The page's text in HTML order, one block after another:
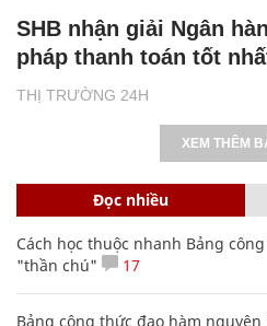
THỊ TRƯỜNG 24H
SHB nhận giải Ngân
pháp thanh toán tốt
XEM THÊM
Đọc nhiều
Cách học thuộc nhanh Bảng
"thần chú"
17
Bảng công thức đạo hàm